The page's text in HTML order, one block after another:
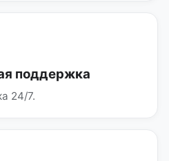
поддержка
24/7.